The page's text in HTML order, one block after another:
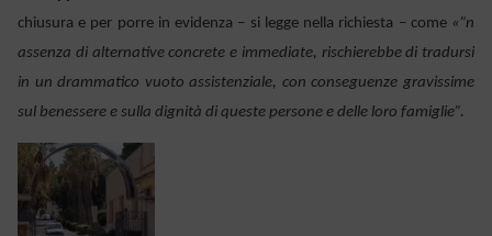
chiusura e per porre in evidenza – si legge nella richiesta – come «”n
assenza di alternative concrete e immediate, rischierebbe di tradursi
in un drammatico vuoto assistenziale, con conseguenze gravissime
sul benessere e sulla dignità di queste persone e delle loro famiglie”.